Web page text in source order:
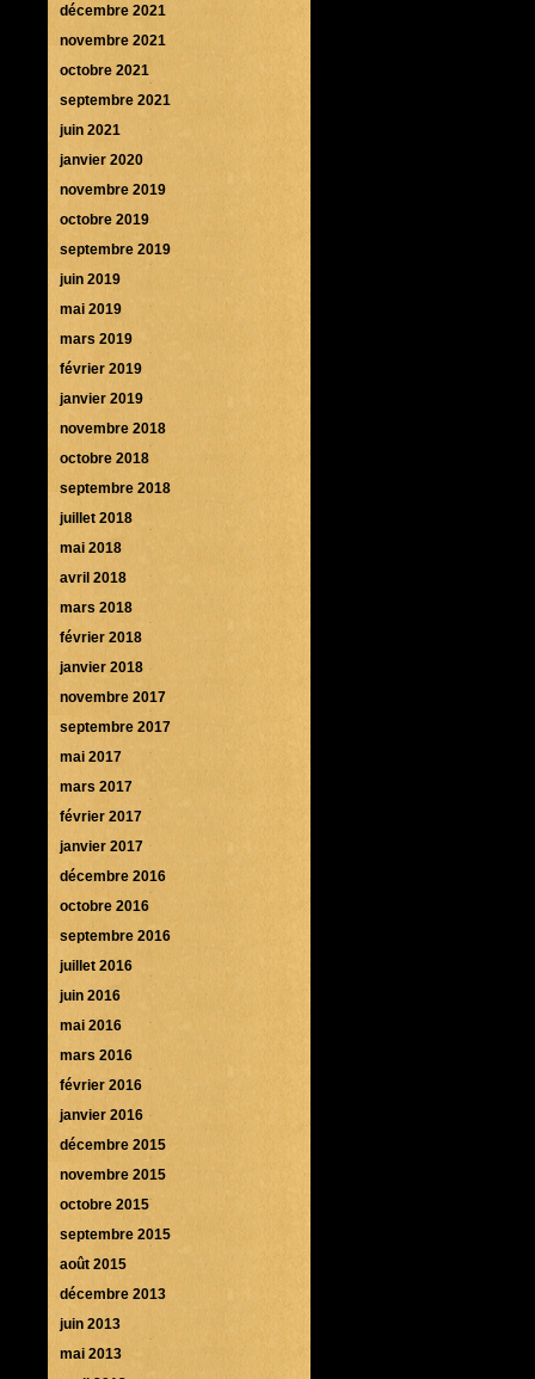
décembre 2021
novembre 2021
octobre 2021
septembre 2021
juin 2021
janvier 2020
novembre 2019
octobre 2019
septembre 2019
juin 2019
mai 2019
mars 2019
février 2019
janvier 2019
novembre 2018
octobre 2018
septembre 2018
juillet 2018
mai 2018
avril 2018
mars 2018
février 2018
janvier 2018
novembre 2017
septembre 2017
mai 2017
mars 2017
février 2017
janvier 2017
décembre 2016
octobre 2016
septembre 2016
juillet 2016
juin 2016
mai 2016
mars 2016
février 2016
janvier 2016
décembre 2015
novembre 2015
octobre 2015
septembre 2015
août 2015
décembre 2013
juin 2013
mai 2013